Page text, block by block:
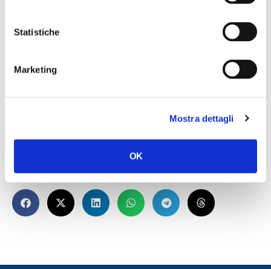
Statistiche
Marketing
Mostra dettagli
OK
un’errata applicazione della Bolkestein, prevedendo le
evidenze pubbliche soltanto per le nuove concessioni.
FDI auspica che il Consiglio di Stato domani tuteli i
lavoratori italiani, noi continueremo a vigilare per
garantire i pieni diritti del nostro comparto balneare”.
Produttive della Camera, Riccardo Zucconi, e il
CONDIVIDI